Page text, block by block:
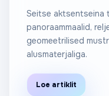
Seitse
panoraammaalid,
geomeetrilised
alusmaterjaliga.
Loe artiklit